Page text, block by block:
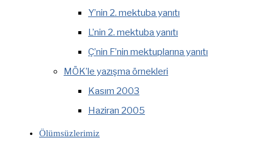
Y’nin 2. mektuba yanıtı
L’nin 2. mektuba yanıtı
Ç’nin F’nin mektuplarına yanıtı
MÖK’le yazışma örnekleri
Kasım 2003
Haziran 2005
Ölümsüzlerimiz